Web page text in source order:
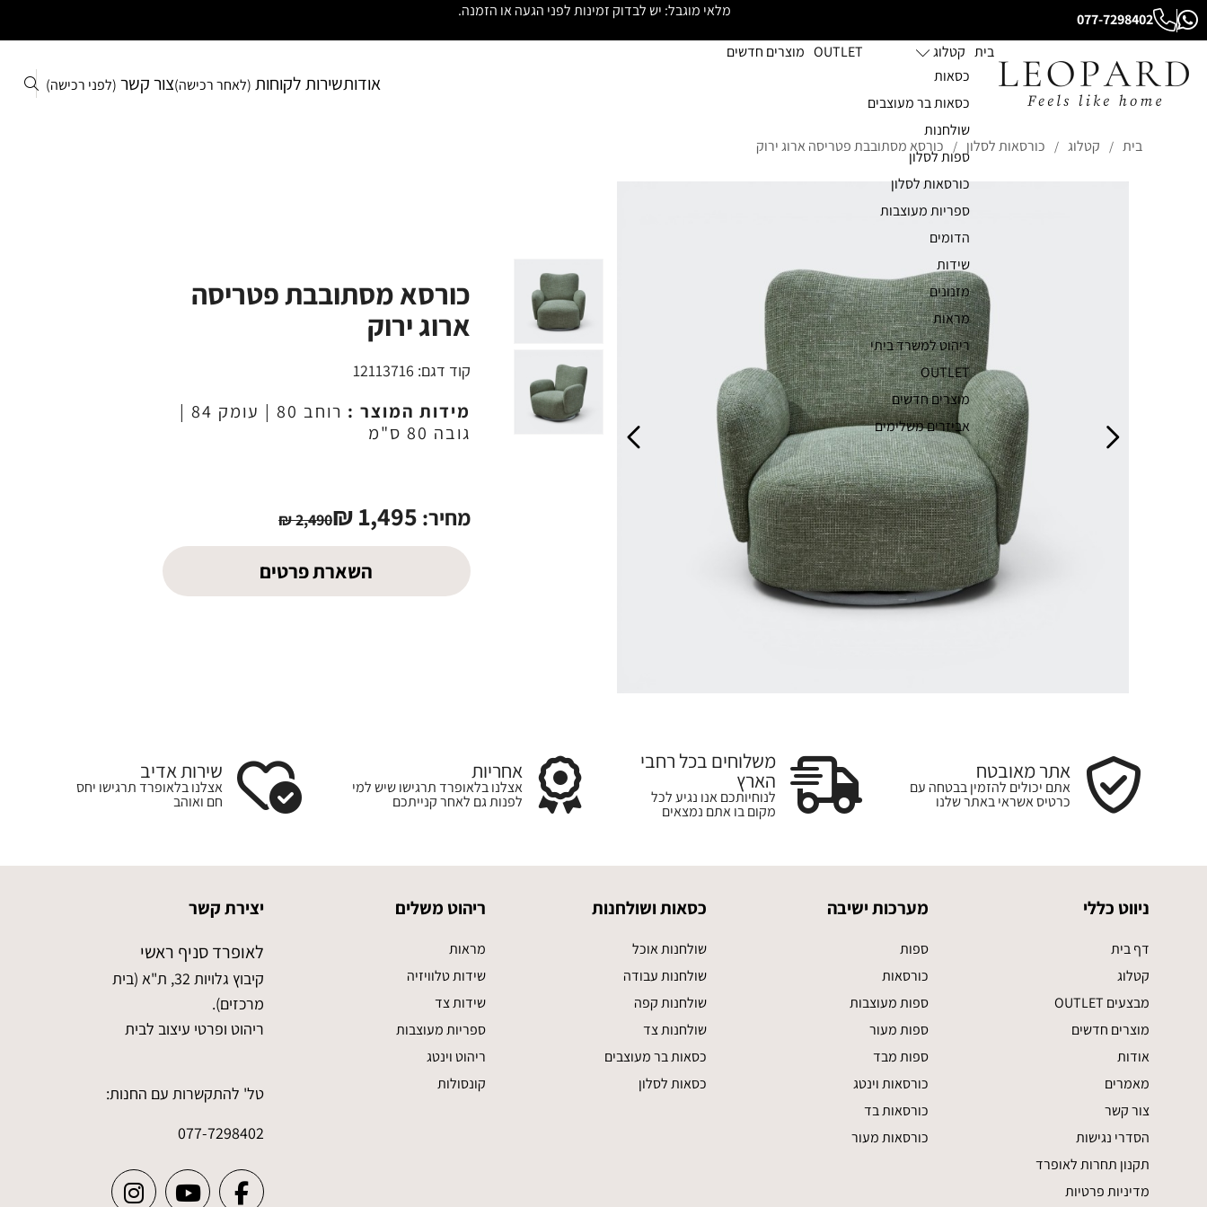
מלאי מוגבל: יש לבדוק זמינות לפני הגעה או הזמנה.
077-7298402
בית קטלוג
כסאות
כסאות בר מעוצבים
שולחנות
ספות לסלון
כורסאות לסלון
ספריות מעוצבות
הדומים
שידות
מזנונים
מראות
ריהוט למשרד ביתי
OUTLET
מוצרים חדשים
אביזרים משלימים
OUTLET מוצרים חדשים
אודותשירות לקוחות (לאחר רכישה)צור קשר (לפני רכישה)
בית / קטלוג / כורסאות לסלון / כורסא מסתובבת פטריסה ארוג ירוק
כורסא מסתובבת פטריסה
ארוג ירוק
קוד דגם: 12113716
מידות המוצר :
רוחב 80 | עומק 84 |
גובה 80 ס"מ
מחיר: 1,495
₪
2,490
₪
השארת פרטים
אתר מאובטח
אתם יכולים להזמין בבטחה עם
כרטיס אשראי באתר שלנו
משלוחים בכל רחבי
הארץ
לנוחיותכם אנו נגיע לכל
מקום בו אתם נמצאים
אחריות
אצלנו בלאופרד תרגישו שיש למי
לפנות גם לאחר קנייתכם
שירות אדיב
אצלנו בלאופרד תרגישו יחס
חם ואוהב
ניווט כללי
דף בית
קטלוג
מבצעים OUTLET
מוצרים חדשים
אודות
מאמרים
צור קשר
הסדרי נגישות
תקנון תחרות לאופרד
מדיניות פרטיות
מערכות ישיבה
ספות
כורסאות
ספות מעוצבות
ספות מעור
ספות מבד
כורסאות וינטג
כורסאות בד
כורסאות מעור
כסאות ושולחנות
שולחנות אוכל
שולחנות עבודה
שולחנות קפה
שולחנות צד
כסאות בר מעוצבים
כסאות לסלון
ריהוט משלים
מראות
שידות טלוויזיה
שידות צד
ספריות מעוצבות
ריהוט וינטג
קונסולות
יצירת קשר
לאופרד סניף ראשי
קיבוץ גלויות 32, ת"א (בית
מרכזים).
ריהוט ופרטי עיצוב לבית
טל' להתקשרות עם החנות:
077-7298402